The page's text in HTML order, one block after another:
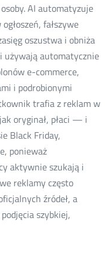
AI automatyzuje
fałszywe
oszustwa i obniża
używają automatycznie
e-commerce,
i podrobionymi
trafia z reklam w
oryginał, płaci — i
Black Friday,
ponieważ
aktywnie szukają i
reklamy często
źródeł, a
szybkiej,